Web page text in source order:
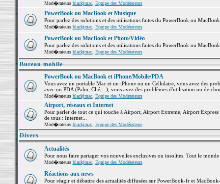
Mod�rateurs blackjmac, Equipe des Modérateurs
PowerBook ou MacBook et Musique
Pour parlez des solutions et des utilisations faites du PowerBook ou
Mod�rateurs blackjmac, Equipe des Modérateurs
PowerBook ou MacBook et Photo/Vidéo
Pour parlez des solutions et des utilisations faites du PowerBook ou
Mod�rateurs blackjmac, Equipe des Modérateurs
Bureau mobile
PowerBook ou MacBook et iPhone/Mobile/PDA
Vous avez un portable Mac et un iPhone ou un Cellulaire, vous avez des
avec un PDA (Palm, Clié,...), vous avez des problèmes d'utilisation ou de
Mod�rateurs blackjmac, Equipe des Modérateurs
Airport, réseaux et Internet
Pour parler de tout ce qui touche à Airport, Airport Extreme, Airport
de tous : Internet...
Mod�rateurs blackjmac, Equipe des Modérateurs
Divers
Actualités
Pour nous faire partager vos nouvelles exclusives ou insolites. Tout le
Mod�rateurs blackjmac, Equipe des Modérateurs
Réactions aux news
Pour réagir et débattre des actualités diffusées sur PowerBook-fr et